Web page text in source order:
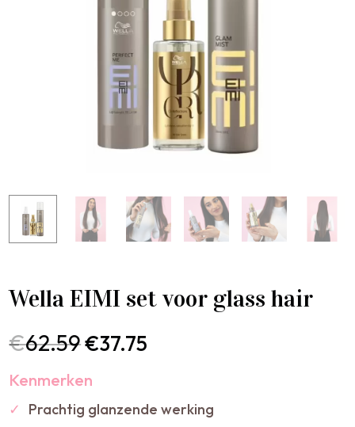
Wella EIMI set voor glass hair
€62.59€37.75
Kenmerken
✓
Prachtig glanzende werking